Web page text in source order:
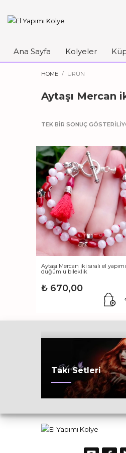
Ana Sayfa Kolyeler
HOME ÜRÜN
Aytaşı Mercan
TEK BIR SONUÇ
Aytaşı Mercan iki sıralı el yapımı
düğümlü bileklik
₺ 670,00
Takı Setleri